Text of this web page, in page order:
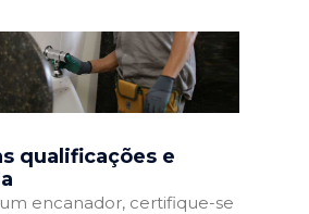
qualificações e
encanador, certifique-se